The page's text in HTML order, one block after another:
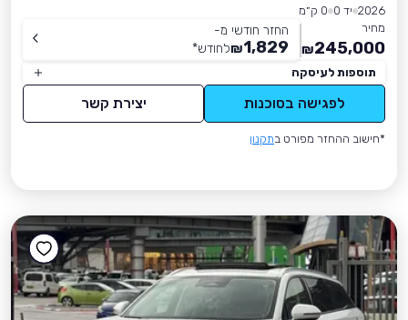
2026 יד 0
0 ק״מ
מחיר
245,000
₪
החזר חודשי מ-
1,829
₪לחודש*
תוספות לעיסקה
לפגישה בסוכנות יצירת קשר
*חישוב ההחזר מפורט בתקנון